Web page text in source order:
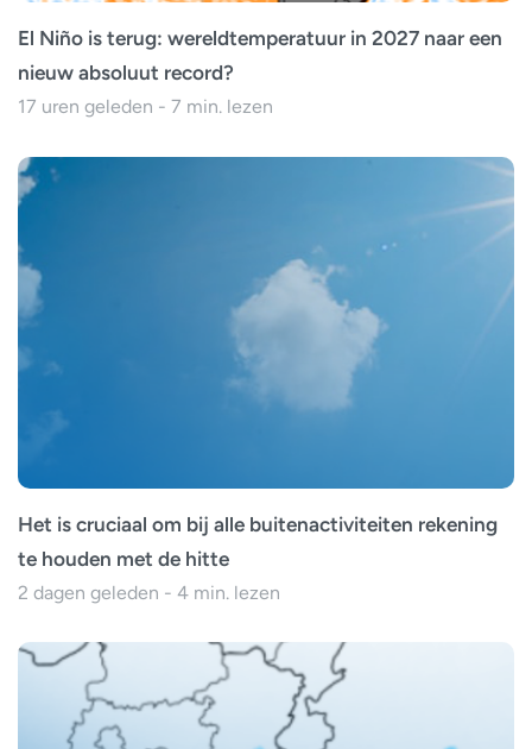
El Niño is terug: wereldtemperatuur in 2027 naar een
nieuw absoluut record?
17 uren geleden - 7 min. lezen
Het is cruciaal om bij alle buitenactiviteiten rekening
te houden met de hitte
2 dagen geleden - 4 min. lezen